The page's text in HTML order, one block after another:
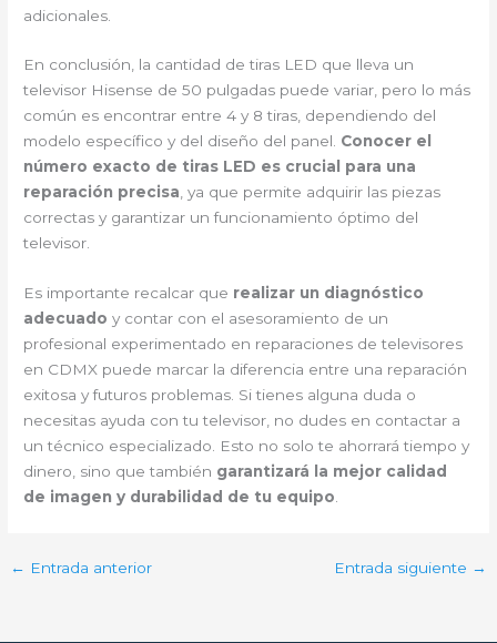
adicionales.
En conclusión, la cantidad de tiras LED que lleva un
televisor Hisense de 50 pulgadas puede variar, pero lo más
común es encontrar entre 4 y 8 tiras, dependiendo del
modelo específico y del diseño del panel. Conocer el
número exacto de tiras LED es crucial para una
reparación precisa, ya que permite adquirir las piezas
correctas y garantizar un funcionamiento óptimo del
televisor.
Es importante recalcar que realizar un diagnóstico
adecuado y contar con el asesoramiento de un
profesional experimentado en reparaciones de televisores
en CDMX puede marcar la diferencia entre una reparación
exitosa y futuros problemas. Si tienes alguna duda o
necesitas ayuda con tu televisor, no dudes en contactar a
un técnico especializado. Esto no solo te ahorrará tiempo y
dinero, sino que también garantizará la mejor calidad
de imagen y durabilidad de tu equipo.
← Entrada anterior Entrada siguiente →